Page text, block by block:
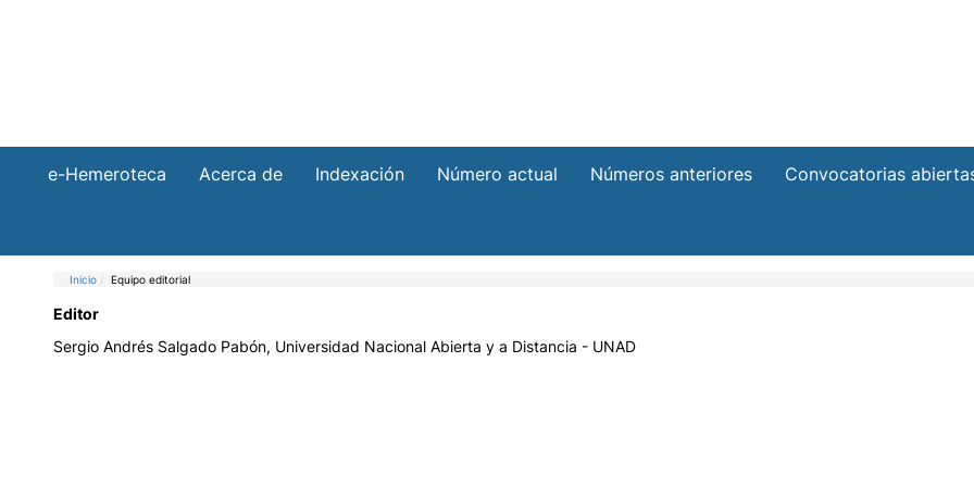
e-Hemeroteca Acerca de Indexación Número actual Números anteriores Convocatorias
Inicio Equipo editorial
Editor
Sergio Andrés Salgado Pabón, Universidad Nacional Abierta y a Distancia - UNAD